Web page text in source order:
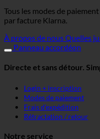
Tous les modes de
par facture Klarna.
À propos de nousQuelles
Panneau accordéon
Directe et sans détour.
Login + inscription
Modes de paiement
Frais d'expédition
Rétractation / retour
Notre service